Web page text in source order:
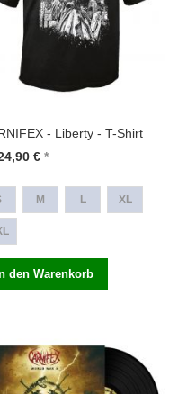
- Liberty - T-Shirt
€
M L XL
den Warenkorb